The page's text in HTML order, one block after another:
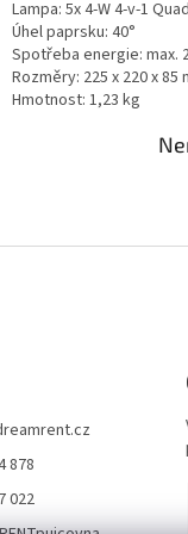
Lampa: 5x 4-W 4-v-1
Úhel paprsku: 40°
Spotřeba energie: max.
Rozměry: 225 x 220 x 85
Hmotnost: 1,23 kg
878
022